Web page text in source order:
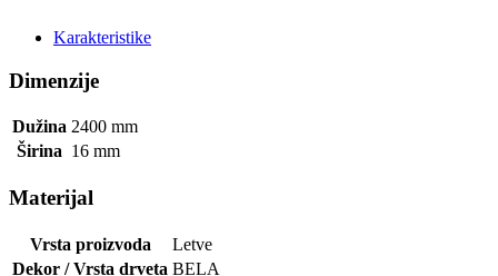
Karakteristike
Dimenzije
Dužina 2400 mm
Širina 16 mm
Materijal
Vrsta proizvoda
Letve
Dekor / Vrsta drveta BELA